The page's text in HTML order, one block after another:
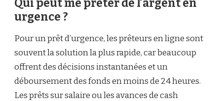
Qui peut me prêter de l’argent en
urgence ?
Pour un prêt d’urgence, les prêteurs en ligne sont
souvent la solution la plus rapide, car beaucoup
offrent des décisions instantanées et un
déboursement des fonds en moins de 24 heures.
Les prêts sur salaire ou les avances de cash